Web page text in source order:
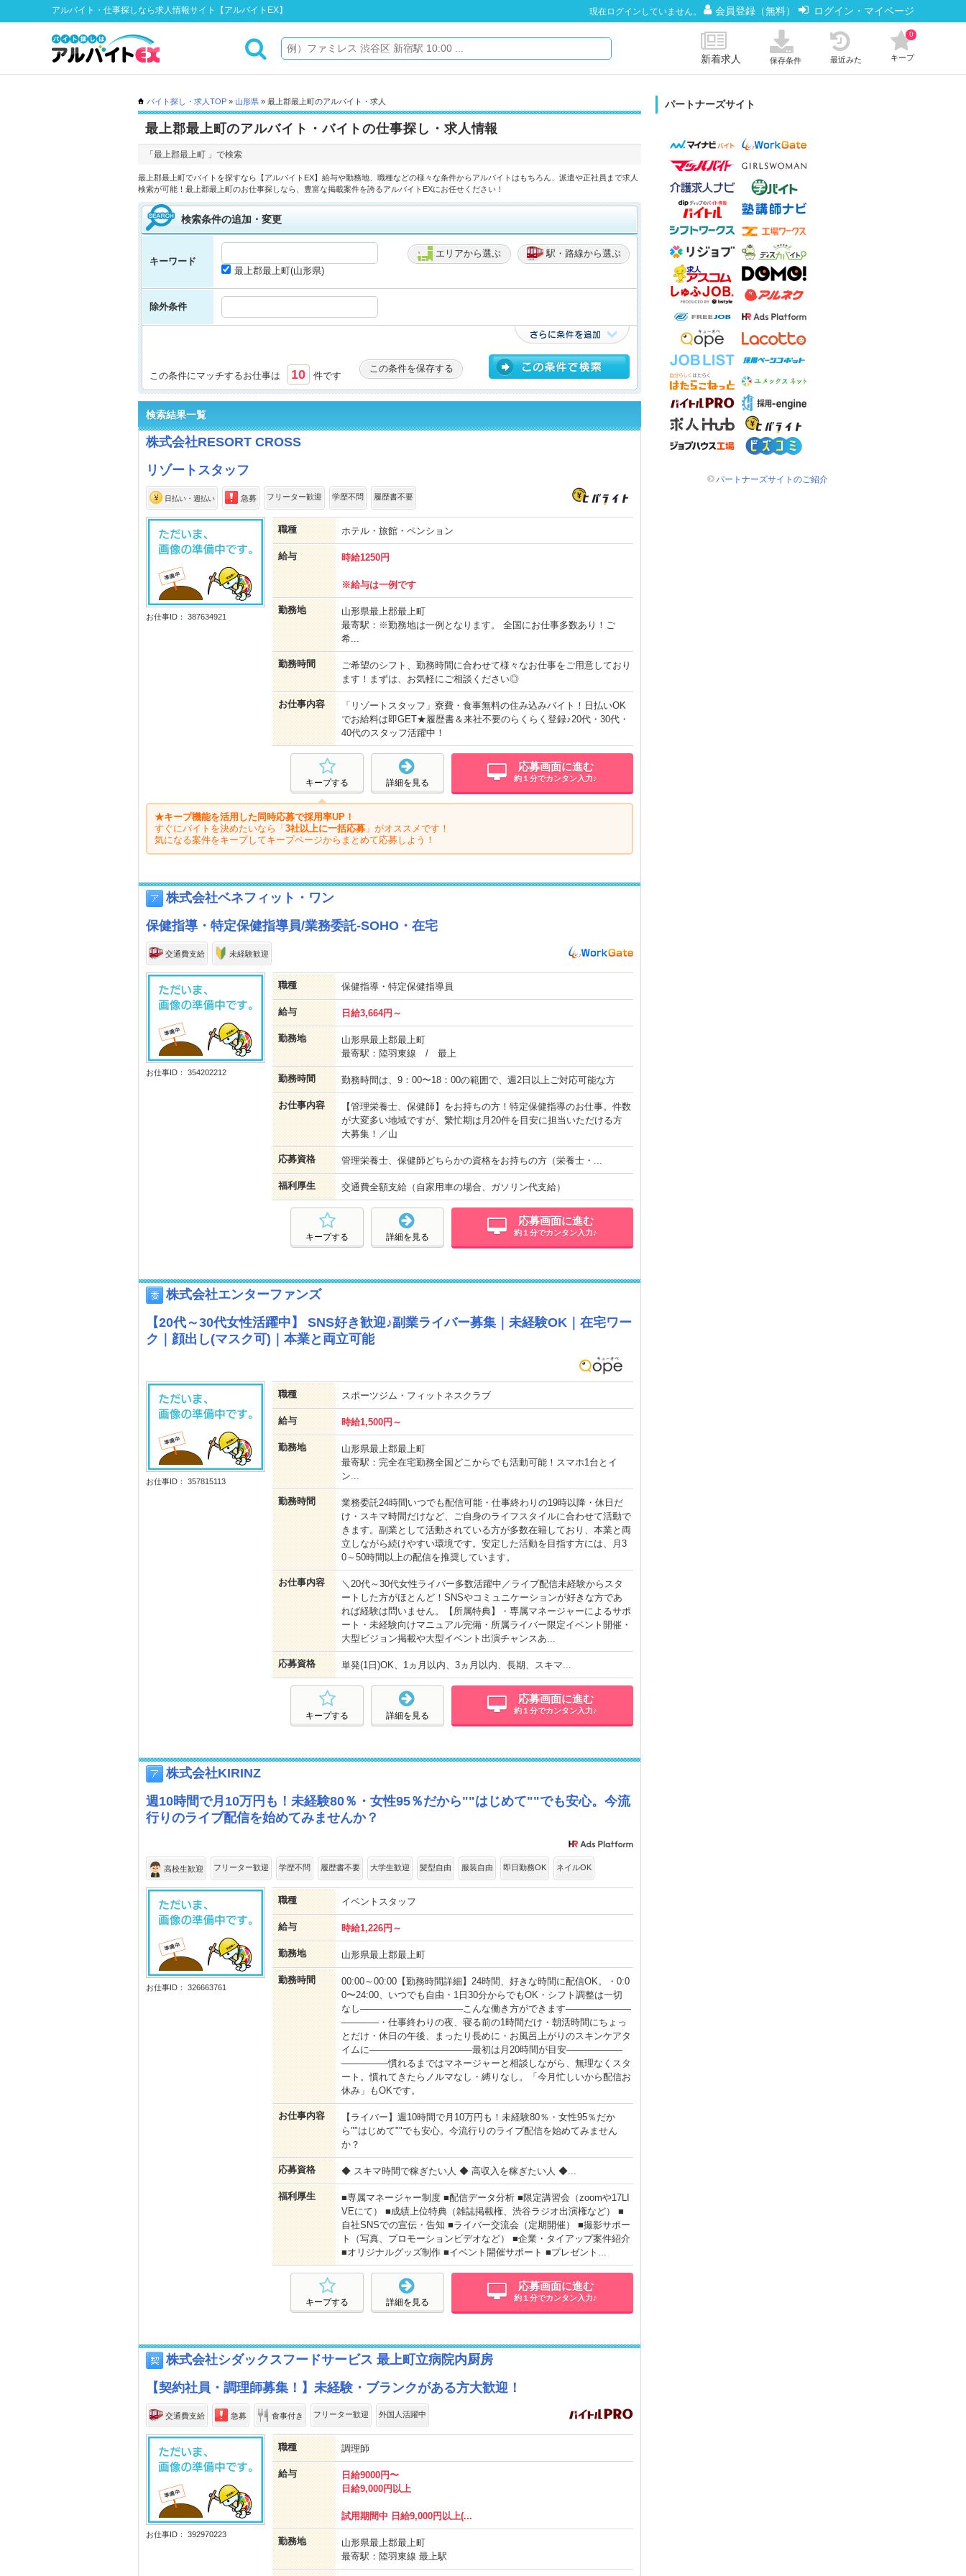
アルバイト・仕事探しなら求人情報サイト【アルバイトEX】 現在ログインしていません。 会員登録（無料） ログイン・マイページ
新着求人 保存条件 最近みた キープ
0
バイト探し・求人TOP » 山形県 » 最上郡最上町のアルバイト・求人
最上郡最上町のアルバイト・バイトの仕事探し・求人情報
「最上郡最上町 」で検索
最上郡最上町でバイトを探すなら【アルバイトEX】給与や勤務地、職種などの様々な条件からアルバイトはもちろん、派遣や正社員まで求人
検索が可能！最上郡最上町のお仕事探しなら、豊富な掲載案件を誇るアルバイトEXにお任せください！
検索条件の追加・変更
キーワード
エリアから選ぶ
駅・路線から選ぶ
最上郡最上町(山形県)
除外条件
この条件にマッチするお仕事は 10 件です
この条件を保存する
検索結果一覧
株式会社RESORT CROSS
リゾートスタッフ
日払い・週払い 急募 フリーター歓迎 学歴不問 履歴書不要
お仕事ID： 387634921
職種 ホテル・旅館・ペンション
給与 時給1250円
※給与は一例です
勤務地
山形県最上郡最上町
最寄駅：※勤務地は一例となります。 全国にお仕事多数あり！ご
希...
勤務時間
ご希望のシフト、勤務時間に合わせて様々なお仕事をご用意しており
ます！まずは、お気軽にご相談ください◎
お仕事内容
「リゾートスタッフ」寮費・食事無料の住み込みバイト！日払いOK
でお給料は即GET★履歴書＆来社不要のらくらく登録♪20代・30代・
40代のスタッフ活躍中！
応募画面に進む
約１分でカンタン入力♪
詳細を見る
キープする
★キープ機能を活用した同時応募で採用率UP！
すぐにバイトを決めたいなら「 3社以上に一括応募 」がオススメです！
気になる案件をキープしてキープページからまとめて応募しよう！
株式会社ベネフィット・ワン
保健指導・特定保健指導員/業務委託-SOHO・在宅
交通費支給 未経験歓迎
お仕事ID： 354202212
職種 保健指導・特定保健指導員
給与 日給3,664円～
勤務地
山形県最上郡最上町
最寄駅：陸羽東線 / 最上
勤務時間 勤務時間は、9：00〜18：00の範囲で、週2日以上ご対応可能な方
お仕事内容
【管理栄養士、保健師】をお持ちの方！特定保健指導のお仕事。件数
が大変多い地域ですが、繁忙期は月20件を目安に担当いただける方
大募集！／山
応募資格 管理栄養士、保健師どちらかの資格をお持ちの方（栄養士・...
福利厚生 交通費全額支給（自家用車の場合、ガソリン代支給）
応募画面に進む
約１分でカンタン入力♪
詳細を見る
キープする
株式会社エンターファンズ
【20代～30代女性活躍中】 SNS好き歓迎♪副業ライバー募集｜未経験OK｜在宅ワー
ク｜顔出し(マスク可)｜本業と両立可能
お仕事ID： 357815113
職種 スポーツジム・フィットネスクラブ
給与 時給1,500円～
勤務地
山形県最上郡最上町
最寄駅：完全在宅勤務全国どこからでも活動可能！スマホ1台とイ
ン...
勤務時間
業務委託24時間いつでも配信可能・仕事終わりの19時以降・休日だ
け・スキマ時間だけなど、ご自身のライフスタイルに合わせて活動で
きます。副業として活動されている方が多数在籍しており、本業と両
立しながら続けやすい環境です。安定した活動を目指す方には、月3
0～50時間以上の配信を推奨しています。
お仕事内容
＼20代～30代女性ライバー多数活躍中／ライブ配信未経験からスタ
ートした方がほとんど！SNSやコミュニケーションが好きな方であ
れば経験は問いません。【所属特典】・専属マネージャーによるサポ
ート・未経験向けマニュアル完備・所属ライバー限定イベント開催・
大型ビジョン掲載や大型イベント出演チャンスあ...
応募資格 単発(1日)OK、1ヵ月以内、3ヵ月以内、長期、スキマ...
応募画面に進む
約１分でカンタン入力♪
詳細を見る
キープする
株式会社KIRINZ
週10時間で月10万円も！未経験80％・女性95％だから""はじめて""でも安心。今流
行りのライブ配信を始めてみませんか？
高校生歓迎 フリーター歓迎 学歴不問 履歴書不要 大学生歓迎 髪型自由 服装自由 即日勤務OK ネイルOK
お仕事ID： 326663761
職種 イベントスタッフ
給与 時給1,226円～
勤務地 山形県最上郡最上町
勤務時間
00:00～00:00【勤務時間詳細】24時間、好きな時間に配信OK。・0:0
0〜24:00、いつでも自由・1日30分からでもOK・シフト調整は一切
なし―――――――――――こんな働き方ができます―――――――
――――・仕事終わりの夜、寝る前の1時間だけ・朝活時間にちょっ
とだけ・休日の午後、まったり長めに・お風呂上がりのスキンケアタ
イムに―――――――――――最初は月20時間が目安――――――
―――――慣れるまではマネージャーと相談しながら、無理なくスタ
ート。慣れてきたらノルマなし・縛りなし。「今月忙しいから配信お
休み」もOKです。
お仕事内容
【ライバー】週10時間で月10万円も！未経験80％・女性95％だか
ら""はじめて""でも安心。今流行りのライブ配信を始めてみません
か？
応募資格 ◆ スキマ時間で稼ぎたい人 ◆ 高収入を稼ぎたい人 ◆...
福利厚生
■専属マネージャー制度 ■配信データ分析 ■限定講習会（zoomや17LI
VEにて） ■成績上位特典（雑誌掲載権、渋谷ラジオ出演権など） ■
自社SNSでの宣伝・告知 ■ライバー交流会（定期開催） ■撮影サポー
ト（写真、プロモーションビデオなど） ■企業・タイアップ案件紹介
■オリジナルグッズ制作 ■イベント開催サポート ■プレゼント...
応募画面に進む
約１分でカンタン入力♪
詳細を見る
キープする
株式会社シダックスフードサービス 最上町立病院内厨房
【契約社員・調理師募集！】未経験・ブランクがある方大歓迎！
交通費支給 急募 食事付き フリーター歓迎 外国人活躍中
お仕事ID： 392970223
職種 調理師
給与
日給9000円〜
日給9,000円以上
試用期間中 日給9,000円以上(...
勤務地
山形県最上郡最上町
最寄駅：陸羽東線 最上駅
パートナーズサイト
パートナーズサイトのご紹介